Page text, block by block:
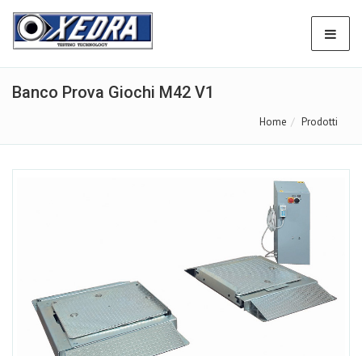
Banco Prova Giochi M42 V1
Home Prodotti